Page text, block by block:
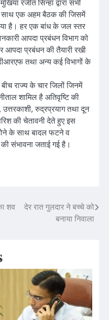
रंजीत सिन्हा द्वारा सभी
साथ एक अहम बैठक की जिसमें
है। हर एक बांध के जल स्तर
आपदा प्रबंधन विभाग को
आपदा प्रबंधन की तैयारी रखी
तथा अन्य कई विभागों के
राज्य के चार जिलों जिनमें
शामिल है अतिवृष्टि की
रुद्रप्रयाग तथा दून
की चेतावनी देते हुए इस
के साथ बादल फटने व
संभावना जताई गई है।
शव
देर रात गुलदार ने बच्चे को
बनाया निवाला